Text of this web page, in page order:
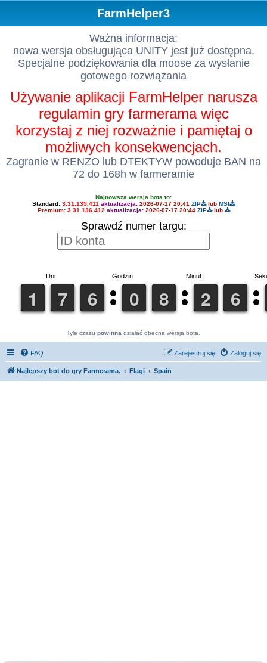
FarmHelper3
Ważna informacja:
nowa wersja obsługująca UNITY jest już dostępna.
Specjalne podziękowania dla moose za wysłanie
gotowego rozwiązania
Używanie aplikacji FarmHelper narusza
regulamin gry farmerama więc
korzystaj z niej rozważnie i pamiętaj o
możliwych konsekwencjach.
Zagranie w RENZO lub DTEKTYW powoduje BAN na
72 do 168h w farmeramie
Najnowsza wersja bota to:
Standard: 3.31.135.411 aktualizacja: 2026-07-17 20:41 ZIP lub MSI
Premium: 3.31.136.412 aktualizacja: 2026-07-17 20:44 ZIP lub
Sprawdź numer targu:
Tyle czasu powinna działać obecna wersja bota.
FAQ Zaloguj się
Zarejestruj się
Najlepszy bot do gry Farmerama. Flagi Spain